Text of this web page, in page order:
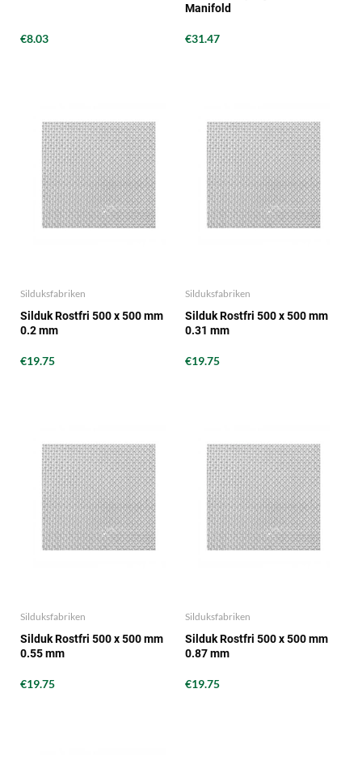
€8.03
Manifold
€31.47
Silduksfabriken
Silduk Rostfri 500 x 500 mm
0.2 mm
€19.75
Silduksfabriken
Silduk Rostfri 500 x 500 mm
0.31 mm
€19.75
Silduksfabriken
Silduk Rostfri 500 x 500 mm
0.55 mm
€19.75
Silduksfabriken
Silduk Rostfri 500 x 500 mm
0.87 mm
€19.75